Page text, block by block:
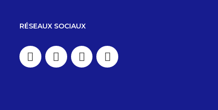
RÉSEAUX SOCIAUX